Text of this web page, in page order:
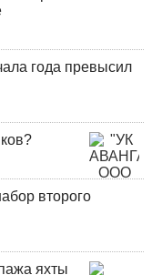
года превысил
второго
яхты